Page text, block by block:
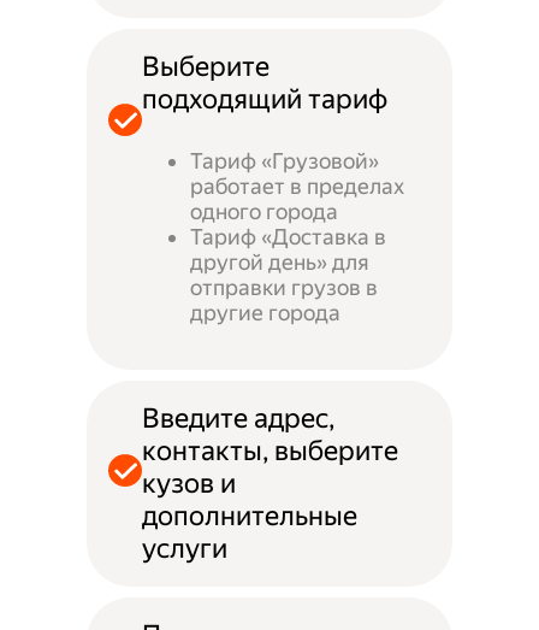
Выберите
подходящий тариф
Тариф «Грузовой»
работает в пределах
одного города
Тариф «Доставка в
другой день» для
отправки грузов в
другие города
Введите адрес,
контакты, выберите
кузов и
дополнительные
услуги